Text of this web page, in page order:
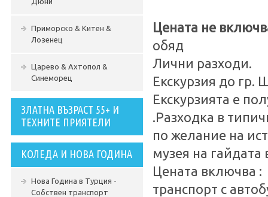
Приморско & Китен &
Лозенец
Царево & Ахтопол &
Синеморец
ЗЛАТНА ВЪЗРАСТ 55+ И
ТЕХНИТЕ ПРИЯТЕЛИ
КОЛЕДА И НОВА ГОДИНА
Нова Година в Турция -
Собствен транспорт
Цената не
обяд
Лични разходи.
Екскурзия до гр.
Екскурзията е
.Разходка в
по желание на
музея на гайдата
Цената включва :
транспорт с